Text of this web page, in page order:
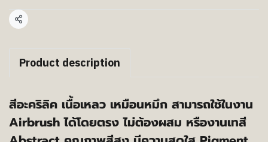
แชร์
Product description
สีอะคริลิค เนื้อเหลว เหมือนหมึก สามารถใช้ในงาน
Airbrush ได้โดยตรง ไม่ต้องผสม หรืองานเทสี